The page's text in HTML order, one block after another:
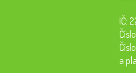
IČ:
a